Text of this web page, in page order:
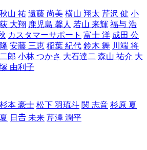
秋山 祐 遠藤 尚美 横山 翔太 芹沢 健 小
荻 大翔 鹿児島 馨人 若山 来輝 福与 浩
カスタマーサポート 富士 洋 成田 公
安藤 三恵 稲葉 紀代 鈴木 舞 川端 将
郎 小林 つかさ 大石達二 森山 祐介 大
由利子
杉本 豪士 松下 羽琉斗 関 志音 杉原 夏
日𠮷 未来 芹澤 潤平